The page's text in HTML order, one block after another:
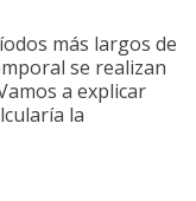
más largos de
se realizan
a explicar
la